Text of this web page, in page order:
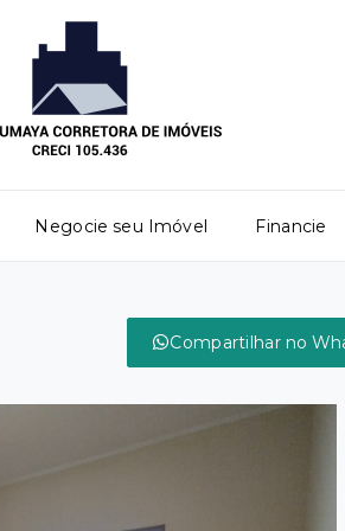
Negocie seu Imóvel Financie
Compartilhar no